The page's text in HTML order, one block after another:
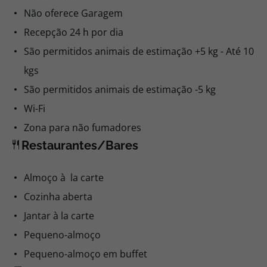
Não oferece Garagem
Recepção 24 h por dia
São permitidos animais de estimação +5 kg - Até 10
kgs
São permitidos animais de estimação -5 kg
Wi-Fi
Zona para não fumadores
Restaurantes/Bares
Almoço à la carte
Cozinha aberta
Jantar à la carte
Pequeno-almoço
Pequeno-almoço em buffet